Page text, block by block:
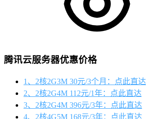
腾讯云服务器优惠价格
1、2核2G3M 30元/3个月：点此直达
2、2核2G4M 112元/1年：点此直达
3、2核2G4M 396元/3年：点此直达
4、2核4G5M 168元/3年：点此直达